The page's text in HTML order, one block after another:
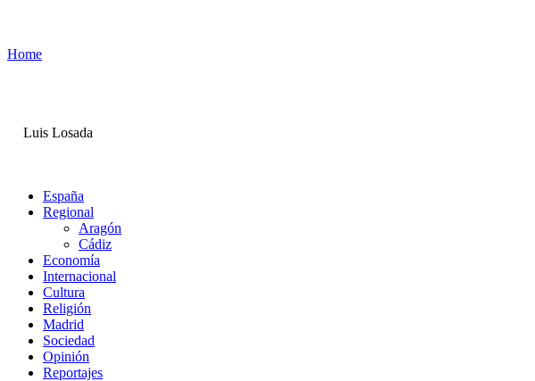
Home
Luis Losada
España
Regional
Aragón
Cádiz
Economía
Internacional
Cultura
Religión
Madrid
Sociedad
Opinión
Reportajes